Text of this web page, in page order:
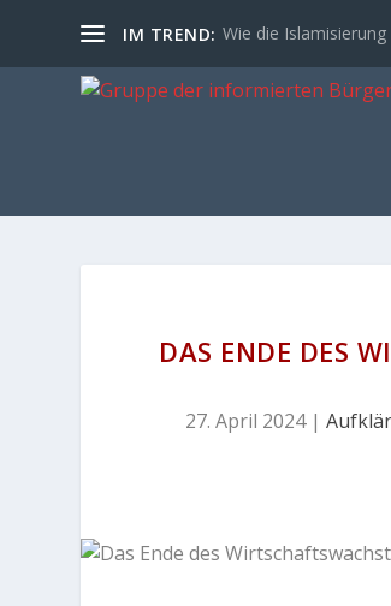
IM TREND: Wie die
DAS ENDE DES
27. April 2024|